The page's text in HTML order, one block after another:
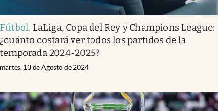
Fútbol. LaLiga, Copa del Rey y Champions League:
¿cuánto costará ver todos los partidos de la
temporada 2024-2025?
martes, 13 de Agosto de 2024